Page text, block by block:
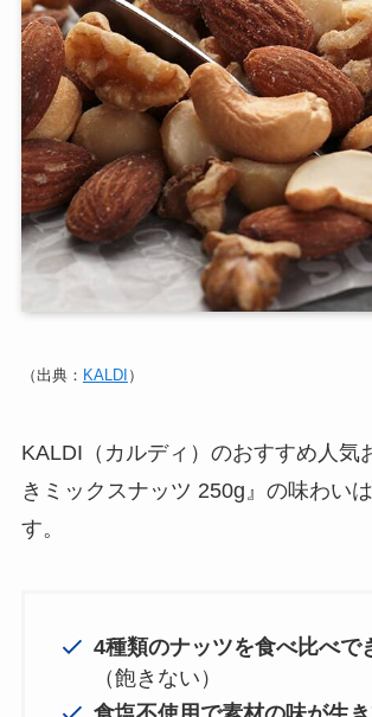
（出典： KALDI ）
KALDI（カルディ）のおすすめ人気
きミックスナッツ 250g』の味わい
す。
4種類のナッツを食べ比べで
（飽きない）